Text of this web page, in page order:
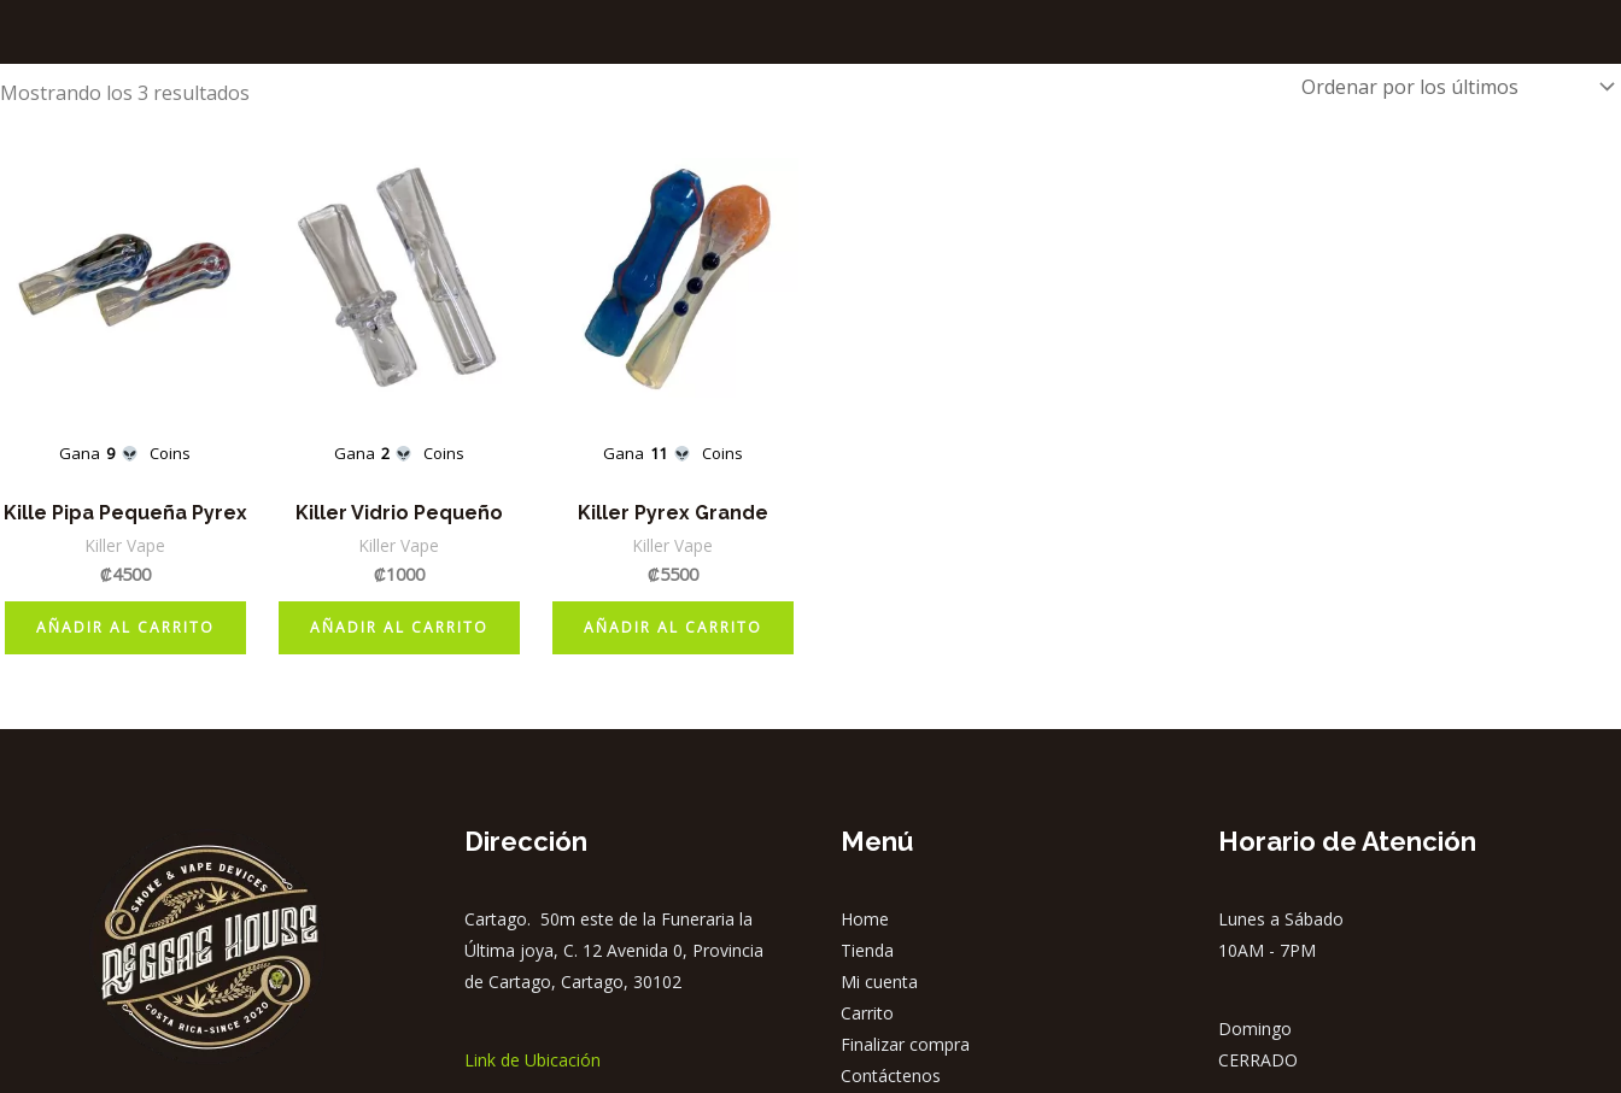
Mostrando los 3 resultados
Gana 9 Coins
Kille Pipa Pequeña Pyrex
Killer Vape
₡4500
AÑADIR AL CARRITO
Gana 2 Coins
Killer Vidrio Pequeño
Killer Vape
₡1000
AÑADIR AL CARRITO
Gana 11 Coins
Killer Pyrex Grande
Killer Vape
₡5500
AÑADIR AL CARRITO
Dirección
Cartago. 50m este de la Funeraria la
Última joya, C. 12 Avenida 0, Provincia
de Cartago, Cartago, 30102
Link de Ubicación
Menú
Home
Tienda
Mi cuenta
Carrito
Finalizar compra
Contáctenos
Horario de Atención
Lunes a Sábado
10AM - 7PM
Domingo
CERRADO